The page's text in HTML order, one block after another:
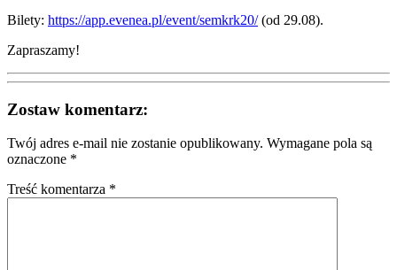
Bilety: https://app.evenea.pl/event/semkrk20/(od 29.08).
Zapraszamy!
Zostaw komentarz:
Twój adres e-mail nie zostanie opublikowany. Wymagane pola są
oznaczone *
Treść komentarza *